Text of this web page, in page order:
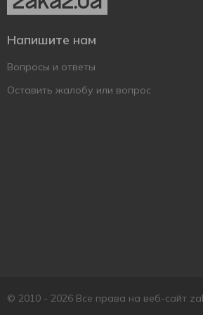
Style
Vogue
West
Winston 15
Напишите нам
Вопросы и ответы
Оставить жалобу или вопрос
© 2010 - 2026 Все права на веб-сайт